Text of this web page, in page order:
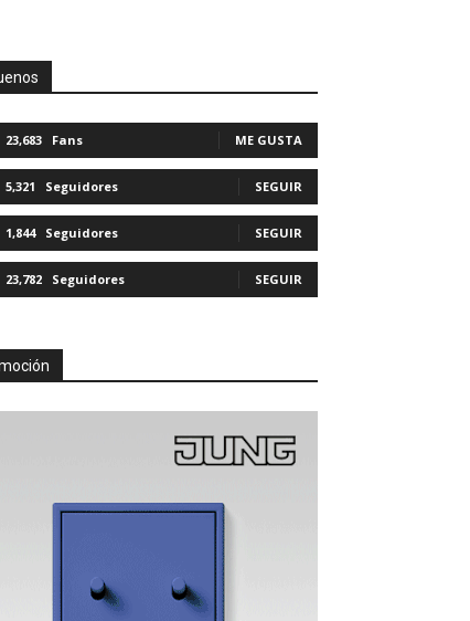
23,683 Fans ME GUSTA
5,321 Seguidores SEGUIR
1,844 Seguidores SEGUIR
23,782 Seguidores SEGUIR